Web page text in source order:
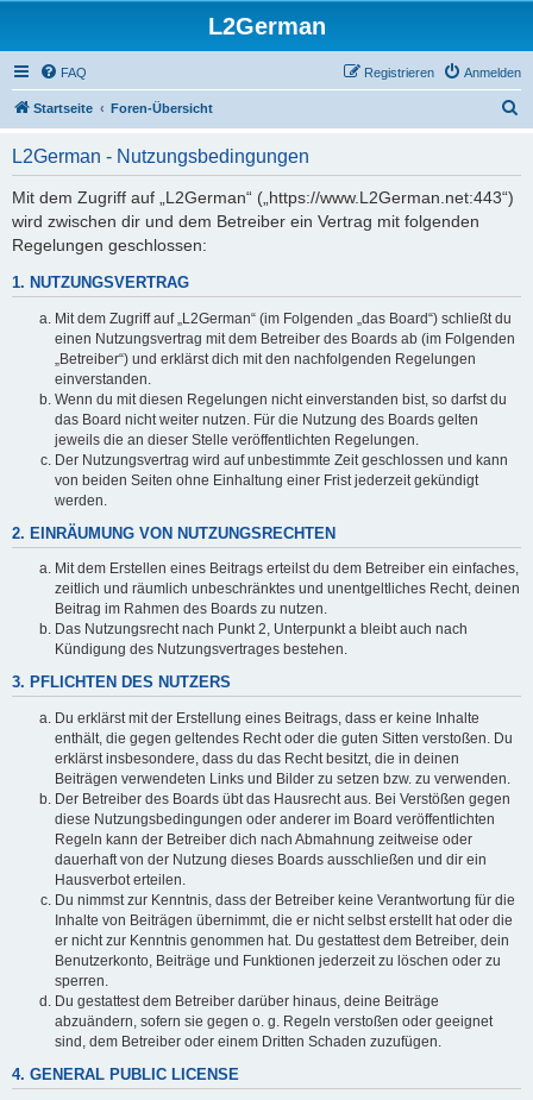
L2German
FAQ Anmelden
Registrieren
Startseite Foren-Übersicht
L2German - Nutzungsbedingungen
Mit dem Zugriff auf „L2German“ („https://www.L2German.net:443“)
wird zwischen dir und dem Betreiber ein Vertrag mit folgenden
Regelungen geschlossen:
1. NUTZUNGSVERTRAG
Mit dem Zugriff auf „L2German“ (im Folgenden „das Board“) schließt du
einen Nutzungsvertrag mit dem Betreiber des Boards ab (im Folgenden
„Betreiber“) und erklärst dich mit den nachfolgenden Regelungen
einverstanden.
Wenn du mit diesen Regelungen nicht einverstanden bist, so darfst du
das Board nicht weiter nutzen. Für die Nutzung des Boards gelten
jeweils die an dieser Stelle veröffentlichten Regelungen.
Der Nutzungsvertrag wird auf unbestimmte Zeit geschlossen und kann
von beiden Seiten ohne Einhaltung einer Frist jederzeit gekündigt
werden.
2. EINRÄUMUNG VON NUTZUNGSRECHTEN
Mit dem Erstellen eines Beitrags erteilst du dem Betreiber ein einfaches,
zeitlich und räumlich unbeschränktes und unentgeltliches Recht, deinen
Beitrag im Rahmen des Boards zu nutzen.
Das Nutzungsrecht nach Punkt 2, Unterpunkt a bleibt auch nach
Kündigung des Nutzungsvertrages bestehen.
3. PFLICHTEN DES NUTZERS
Du erklärst mit der Erstellung eines Beitrags, dass er keine Inhalte
enthält, die gegen geltendes Recht oder die guten Sitten verstoßen. Du
erklärst insbesondere, dass du das Recht besitzt, die in deinen
Beiträgen verwendeten Links und Bilder zu setzen bzw. zu verwenden.
Der Betreiber des Boards übt das Hausrecht aus. Bei Verstößen gegen
diese Nutzungsbedingungen oder anderer im Board veröffentlichten
Regeln kann der Betreiber dich nach Abmahnung zeitweise oder
dauerhaft von der Nutzung dieses Boards ausschließen und dir ein
Hausverbot erteilen.
Du nimmst zur Kenntnis, dass der Betreiber keine Verantwortung für die
Inhalte von Beiträgen übernimmt, die er nicht selbst erstellt hat oder die
er nicht zur Kenntnis genommen hat. Du gestattest dem Betreiber, dein
Benutzerkonto, Beiträge und Funktionen jederzeit zu löschen oder zu
sperren.
Du gestattest dem Betreiber darüber hinaus, deine Beiträge
abzuändern, sofern sie gegen o. g. Regeln verstoßen oder geeignet
sind, dem Betreiber oder einem Dritten Schaden zuzufügen.
4. GENERAL PUBLIC LICENSE